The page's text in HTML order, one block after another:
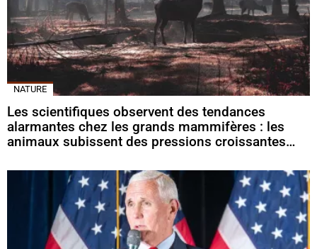
NATURE
Les scientifiques observent des tendances
alarmantes chez les grands mammifères : les
animaux subissent des pressions croissantes…